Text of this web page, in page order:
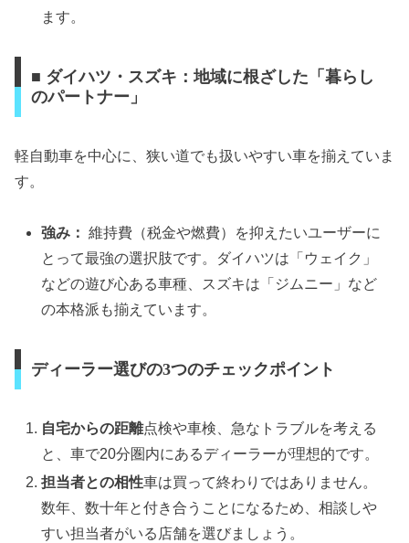
ます。
■ ダイハツ・スズキ：地域に根ざした「暮らし
のパートナー」
軽自動車を中心に、狭い道でも扱いやすい車を揃えていま
す。
強み： 維持費（税金や燃費）を抑えたいユーザーに
とって最強の選択肢です。ダイハツは「ウェイク」
などの遊び心ある車種、スズキは「ジムニー」など
の本格派も揃えています。
ディーラー選びの3つのチェックポイント
自宅からの距離点検や車検、急なトラブルを考える
と、車で20分圏内にあるディーラーが理想的です。
担当者との相性車は買って終わりではありません。
数年、数十年と付き合うことになるため、相談しや
すい担当者がいる店舗を選びましょう。